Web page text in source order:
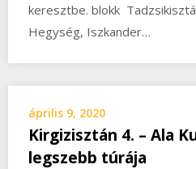
keresztbe. blokk
Hegység, Iszkander…
április 9, 2020
Kirgizisztán 4. – Ala
legszebb túrája